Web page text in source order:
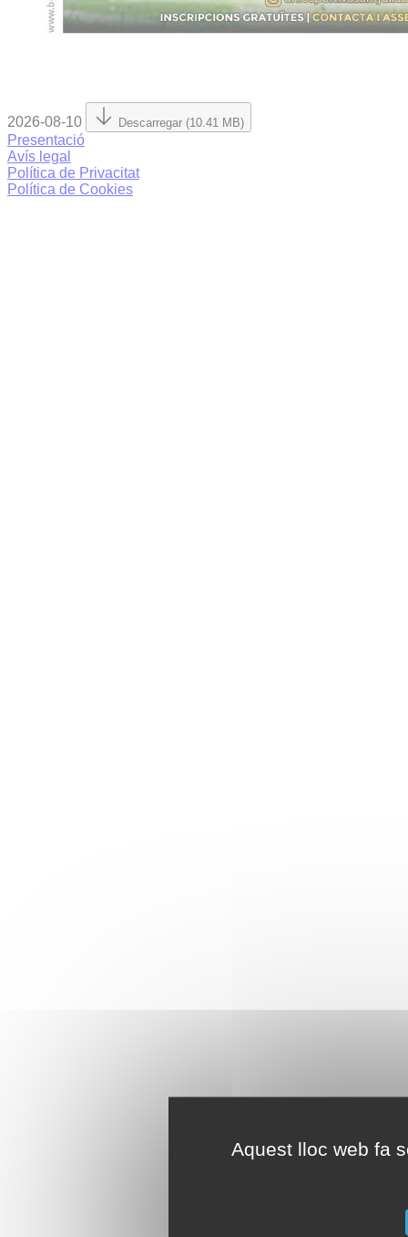
Aquest lloc web fa
2026-08-10 Descarregar (10.41 MB)
Presentació
Avís legal
Política de Privacitat
Política de Cookies